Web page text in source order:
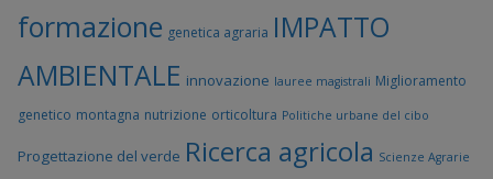
formazione genetica agraria IMPATTO
AMBIENTALE innovazione lauree magistrali Miglioramento
genetico montagna nutrizione orticoltura Politiche urbane del cibo
Progettazione del verde Ricerca agricola Scienze Agrarie